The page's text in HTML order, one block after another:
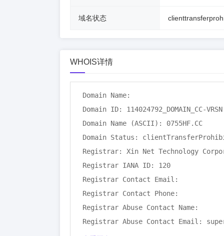
域名状态
WHOIS详情
Domain Name:
Domain ID: 114024792_DOMAIN_CC-VRSN
Domain Name (ASCII): 0755HF.CC
Domain Status:
Registrar: Xin Net Technology
Registrar IANA ID: 120
Registrar Contact Email:
Registrar Contact Phone:
Registrar Abuse Contact Name:
Registrar Abuse Contact Email: